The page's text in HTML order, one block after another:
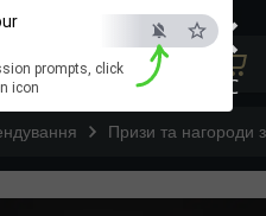
×
ESC
prompts, click
icon
Призи та нагороди